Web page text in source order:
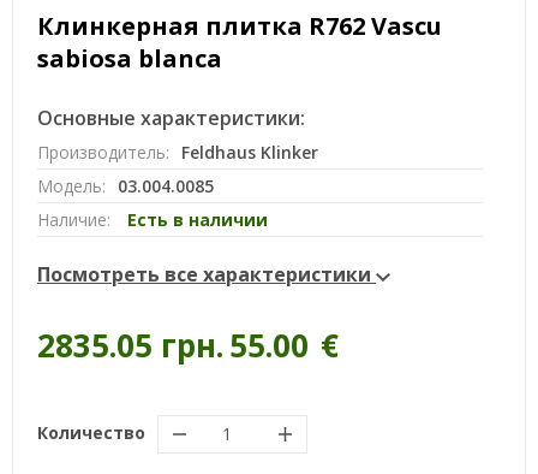
Клинкерная плитка R762 Vascu
sabiosa blanca
Основные характеристики:
Производитель:
Feldhaus Klinker
Модель:
03.004.0085
Наличие:
Есть в наличии
Посмотреть все характеристики
2835.05 грн.55.00 €
Количество